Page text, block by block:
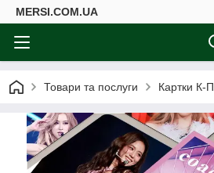
MERSI.COM.UA
Товари та послуги Картки К-